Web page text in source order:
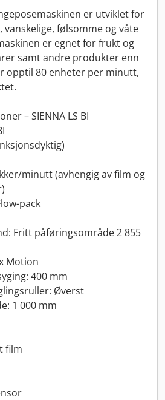
er utviklet for
vanskelige, følsomme og våte
er egnet for frukt og
samt andre produkter enn
opptil 80 enheter per minutt,
– SIENNA LS BI
minutt (avhengig av film og
pack
Fritt påføringsområde 2 855
Motion
400 mm
Øverst
1 000 mm
film